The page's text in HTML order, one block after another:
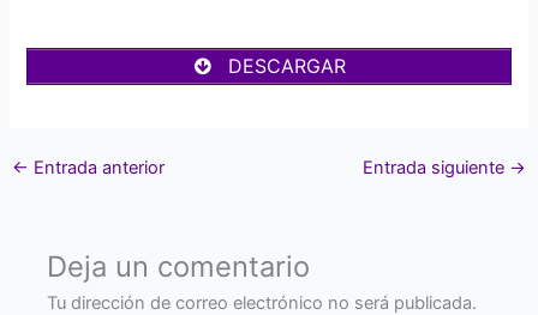
DESCARGAR
← Entrada anterior Entrada siguiente →
Deja un comentario
Tu dirección de correo electrónico no será publicada.